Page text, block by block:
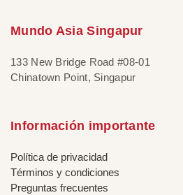
Mundo Asia Singapur
133 New Bridge Road #08-01
Chinatown Point, Singapur
Información importante
Política de privacidad
Términos y condiciones
Preguntas frecuentes